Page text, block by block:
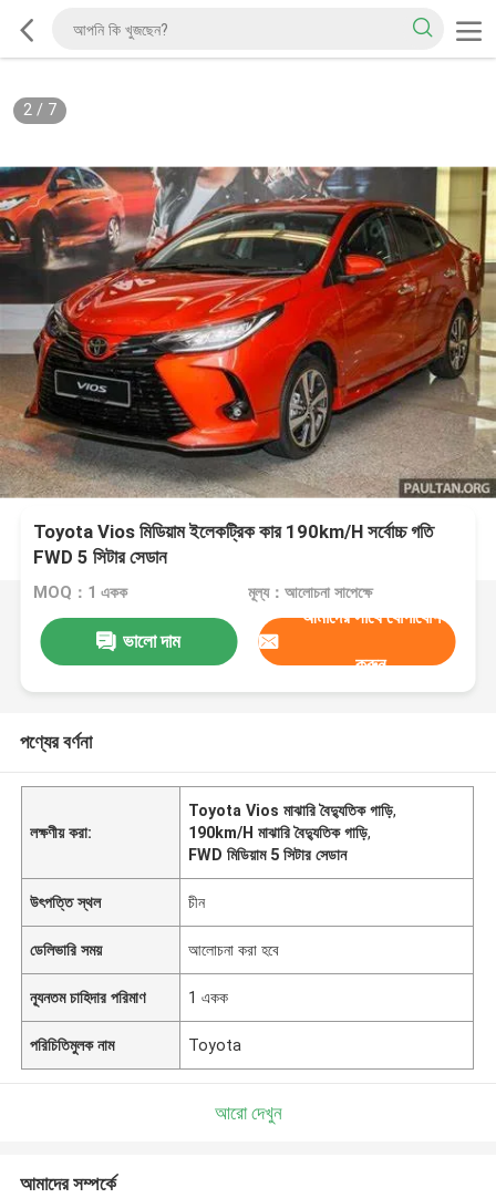
2/ 7
Toyota Vios মিডিয়াম ইলেকট্রিক কার 190km/H সর্বোচ্চ গতি
FWD 5 সিটার সেডান
MOQ：1 একক মূল্য：আলোচনা সাপেক্ষে
ভালো দাম
আমাদের সাথে যোগাযোগ
করুন
পণ্যের বর্ণনা
লক্ষণীয় করা:
Toyota Vios মাঝারি বৈদ্যুতিক গাড়ি,
190km/H মাঝারি বৈদ্যুতিক গাড়ি,
FWD মিডিয়াম 5 সিটার সেডান
উৎপত্তি স্থল চীন
ডেলিভারি সময় আলোচনা করা হবে
ন্যূনতম চাহিদার পরিমাণ 1 একক
পরিচিতিমুলক নাম Toyota
আরো দেখুন
আমাদের সম্পর্কে